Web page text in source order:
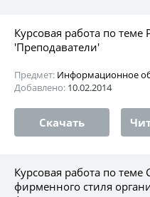
Курсовая работа по
'Преподаватели'
Предмет: Информационное
Добавлено: 10.02.2014
Скачать
Курсовая работа по
фирменного стиля